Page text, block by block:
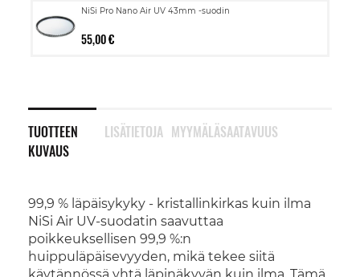
NiSi Pro Nano Air UV 43mm -suodin
55,00 €
TUOTTEEN
KUVAUS
99,9 % läpäisykyky - kristallinkirkas kuin ilma
NiSi Air UV-suodatin saavuttaa
poikkeuksellisen 99,9 %:n
huippuläpäisevyyden, mikä tekee siitä
LISÄTIETOJA MYYMÄLÄSAATAVUUS